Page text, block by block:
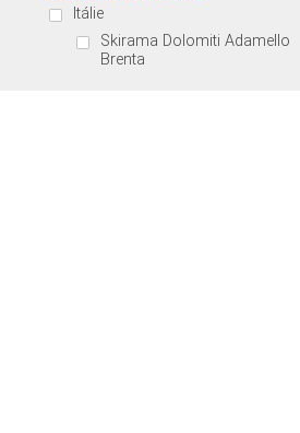
Itálie
Skirama Dolomiti Adamello
Brenta